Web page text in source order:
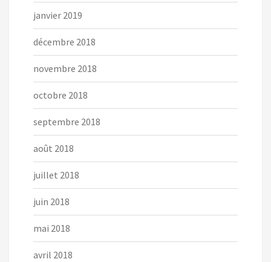
janvier 2019
décembre 2018
novembre 2018
octobre 2018
septembre 2018
août 2018
juillet 2018
juin 2018
mai 2018
avril 2018